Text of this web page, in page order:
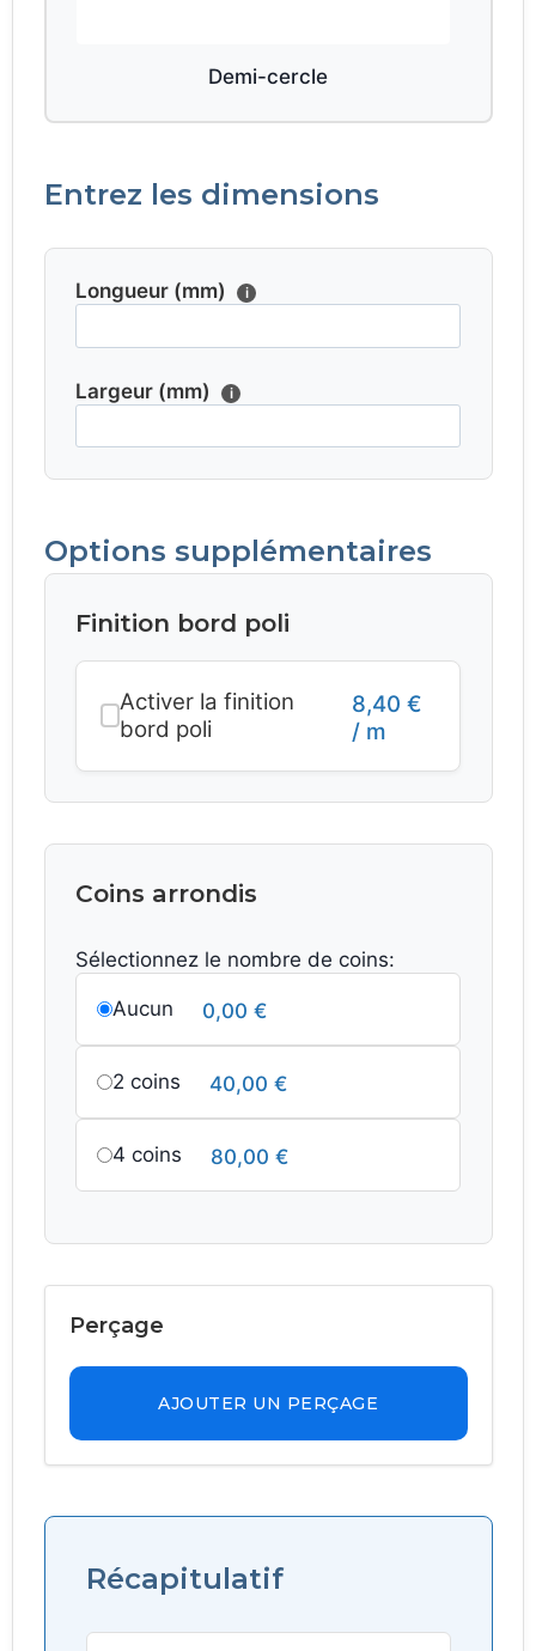
Demi-cercle
Entrez les dimensions
Longueur (mm) i
Largeur (mm) i
Options supplémentaires
Finition bord poli
Activer la finition
bord poli
8,40€
/ m
Coins arrondis
Sélectionnez le nombre de coins:
Aucun 0,00 €
2 coins 40,00 €
4 coins 80,00 €
Perçage
AJOUTER UN PERÇAGE
Récapitulatif